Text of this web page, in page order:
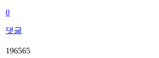
0
댓글
196565